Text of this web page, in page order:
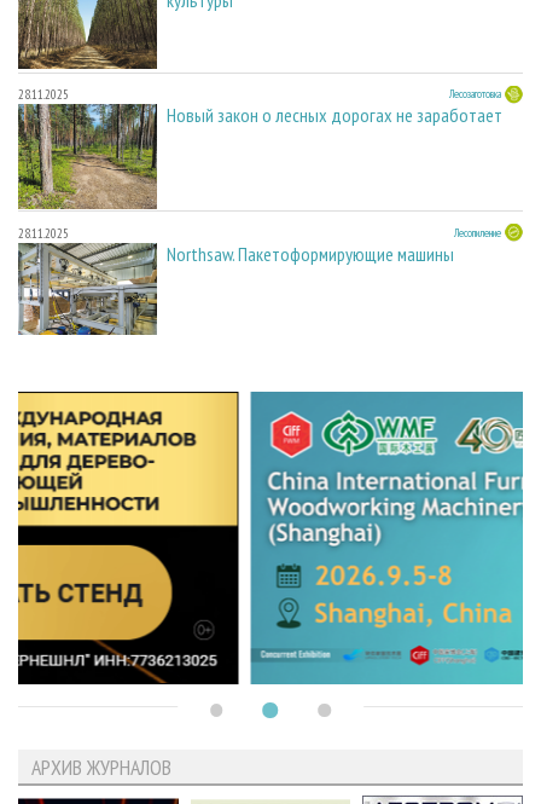
28.11.2025 Лесозаготовка
Новый закон о лесных дорогах не заработает
28.11.2025 Лесопиление
Northsaw. Пакетоформирующие машины
АРХИВ ЖУРНАЛОВ